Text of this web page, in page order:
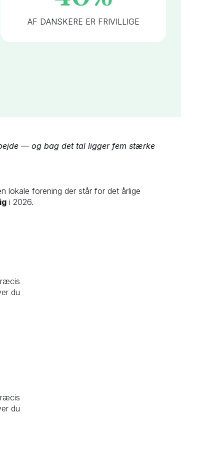
AF DANSKERE ER FRIVILLIGE
— og bag det tal ligger fem stærke
lokale forening der står for det årlige
i 2026.
du
du